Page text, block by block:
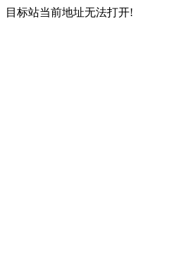
目标站当前地址无法打开!